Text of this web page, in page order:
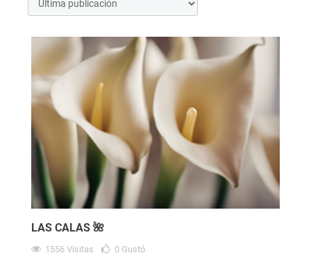
LAS CALAS 🌺
1556 Visitas 0 Gustó